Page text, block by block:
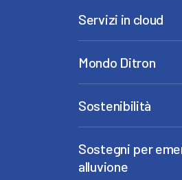
Servizi in cloud
Mondo Ditron
Sostenibilità
Sostegni per
alluvione